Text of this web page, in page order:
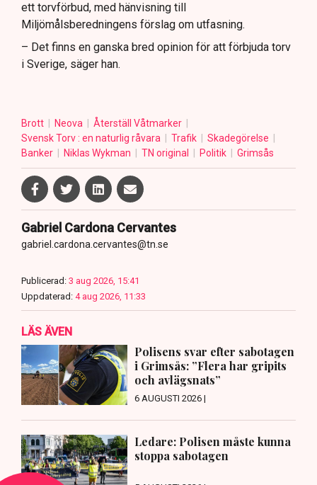
ett torvförbud, med hänvisning till
Miljömålsberedningens förslag om utfasning.
– Det finns en ganska bred opinion för att förbjuda torv
i Sverige, säger han.
Brott Neova
Återställ Våtmarker
Svensk Torv : en naturlig råvara
Trafik
Skadegörelse
Banker
Niklas Wykman TN original Politik Grimsås
Gabriel Cardona Cervantes
gabriel.cardona.cervantes@tn.se
Publicerad: 3 aug 2026, 15:41
Uppdaterad: 4 aug 2026, 11:33
LÄS ÄVEN
Polisens svar efter sabotagen
i Grimsås: ”Flera har gripits
och avlägsnats”
6 AUGUSTI 2026 |
Ledare: Polisen måste kunna
stoppa sabotagen